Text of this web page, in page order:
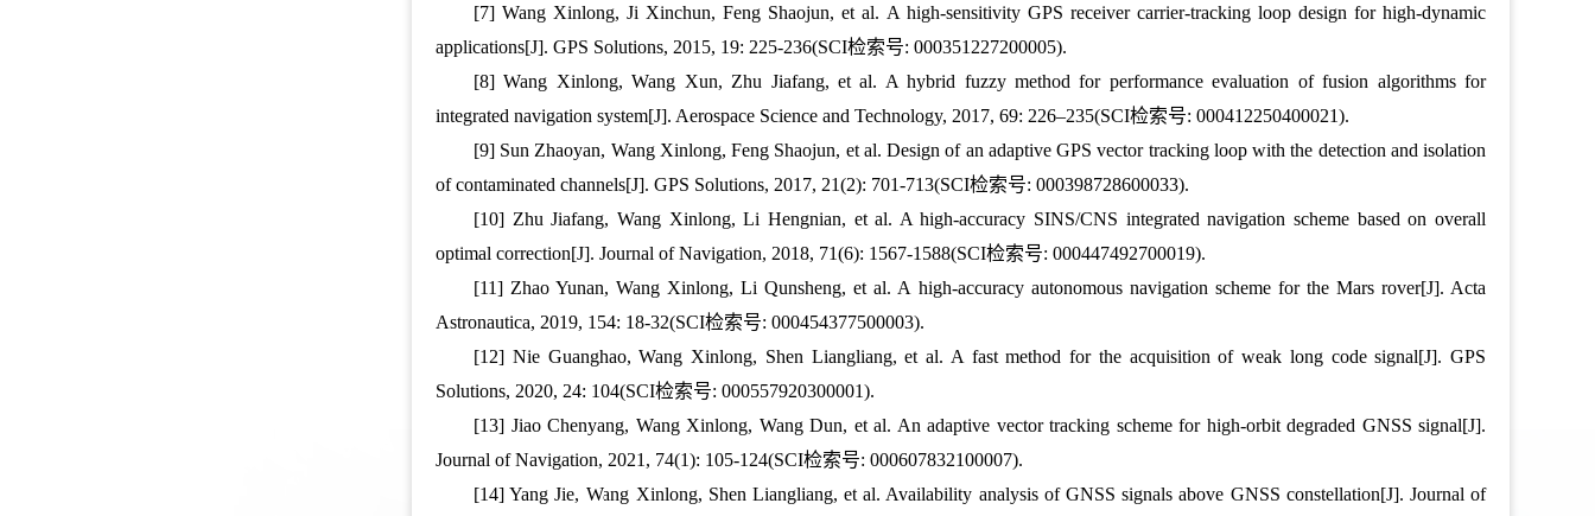
[7] Wang Xinlong, Ji Xinchun, Feng Shaojun, et al. A high-sensitivity GPS receiver carrier-tracking loop design for high-dynamic
applications[J]. GPS Solutions, 2015, 19: 225-236(SCI检索号: 000351227200005).
[8] Wang Xinlong, Wang Xun, Zhu Jiafang, et al. A hybrid fuzzy method for performance evaluation of fusion algorithms for
integrated navigation system[J]. Aerospace Science and Technology, 2017, 69: 226–235(SCI检索号: 000412250400021).
[9] Sun Zhaoyan, Wang Xinlong, Feng Shaojun, et al. Design of an adaptive GPS vector tracking loop with the detection and isolation
of contaminated channels[J]. GPS Solutions, 2017, 21(2): 701-713(SCI检索号: 000398728600033).
[10] Zhu Jiafang, Wang Xinlong, Li Hengnian, et al. A high-accuracy SINS/CNS integrated navigation scheme based on overall
optimal correction[J]. Journal of Navigation, 2018, 71(6): 1567-1588(SCI检索号: 000447492700019).
[11] Zhao Yunan, Wang Xinlong, Li Qunsheng, et al. A high-accuracy autonomous navigation scheme for the Mars rover[J]. Acta
Astronautica, 2019, 154: 18-32(SCI检索号: 000454377500003).
[12] Nie Guanghao, Wang Xinlong, Shen Liangliang, et al. A fast method for the acquisition of weak long code signal[J]. GPS
Solutions, 2020, 24: 104(SCI检索号: 000557920300001).
[13] Jiao Chenyang, Wang Xinlong, Wang Dun, et al. An adaptive vector tracking scheme for high-orbit degraded GNSS signal[J].
Journal of Navigation, 2021, 74(1): 105-124(SCI检索号: 000607832100007).
[14] Yang Jie, Wang Xinlong, Shen Liangliang, et al. Availability analysis of GNSS signals above GNSS constellation[J]. Journal of